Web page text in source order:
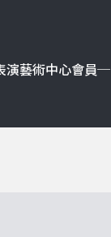
演藝術中心會員─